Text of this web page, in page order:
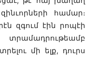
համար։
զգում էին րոպէի
տրամադրութեամբ
մի ելք, դուրս